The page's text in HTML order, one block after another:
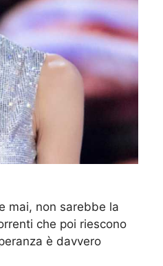
mai, non sarebbe la
che poi riescono
è davvero